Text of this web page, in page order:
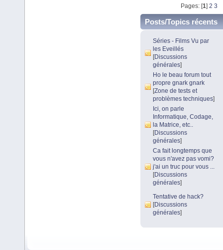
Pages: [1] 2 3
Posts/Topics récents
Séries - Films Vu par
les Eveillés
[Discussions
générales]
Ho le beau forum tout
propre gnark gnark
[Zone de tests et
problèmes techniques]
Ici, on parle
Informatique, Codage,
la Matrice, etc..
[Discussions
générales]
Ca fait longtemps que
vous n'avez pas vomi?
j'ai un truc pour vous ...
[Discussions
générales]
Tentative de hack?
[Discussions
générales]